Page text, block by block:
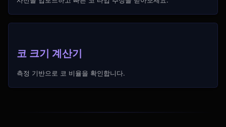
코 크기 계산기
측정 기반으로 코 비율을 확인합니다.